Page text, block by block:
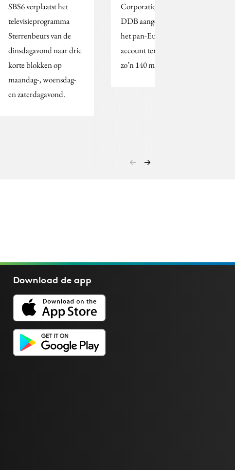
SBS6 verplaatst het
televisieprogramma
Sterrenbeurs van de
dinsdagavond naar drie
korte blokken op
maandag-, woensdag-
en zaterdagavond.
Corporation heeft BMP
DDB aangewezen voor
het pan-Europese
account ter waarde van
zo’n 140 miljoen euro.
Download deapp